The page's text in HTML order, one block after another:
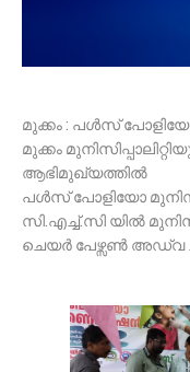
മുക്കം : പൾസ്
മുക്കം
ആഭിമുഖ്യത്തിൽ
പൾസ് പോളിയോ
സി.എച്ച്.സി യിൽ
ചെയർ പേഴ്സൺ അഡ്വ